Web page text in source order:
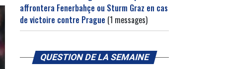
affrontera Fenerbahçe ou Sturm Graz en cas
de victoire contre Prague (1 messages)
QUESTION DE LA SEMAINE